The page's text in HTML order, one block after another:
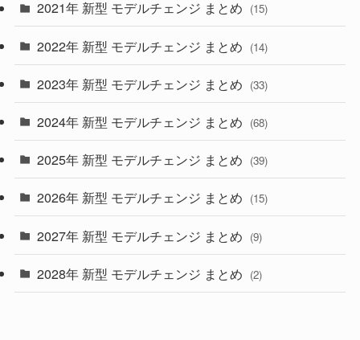
(10)
(9)
(22)
(4)
(9)
(4)
(1)
2021年 新型 モデルチェンジ まとめ (15)
2022年 新型 モデルチェンジ まとめ (14)
2023年 新型 モデルチェンジ まとめ (33)
2024年 新型 モデルチェンジ まとめ (68)
2025年 新型 モデルチェンジ まとめ (39)
2026年 新型 モデルチェンジ まとめ (15)
2027年 新型 モデルチェンジ まとめ (9)
2028年 新型 モデルチェンジ まとめ (2)